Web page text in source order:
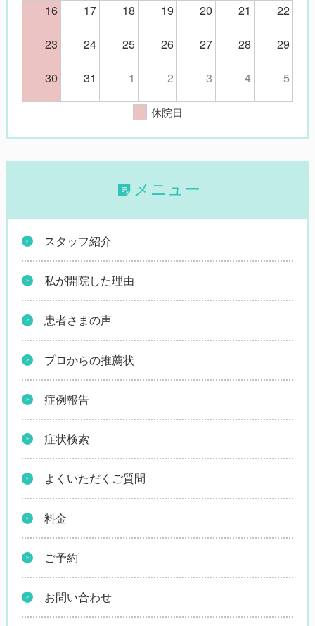
16
17 18 19 20 21
22
23
24 25 26 27 28
29
30
31 1 2 3 4 5
休院日
メニュー
スタッフ紹介
私が開院した理由
患者さまの声
プロからの推薦状
症例報告
症状検索
よくいただくご質問
料金
ご予約
お問い合わせ